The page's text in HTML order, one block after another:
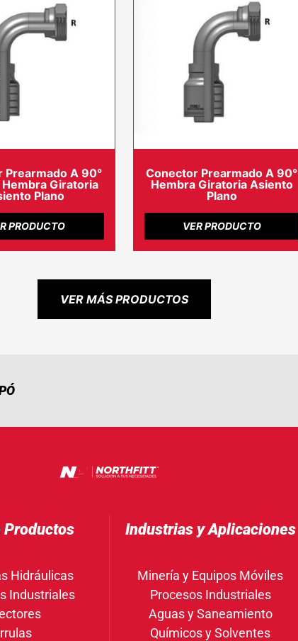
Prearmado A 90°
Giratoria
Plano
PRODUCTO
Conector Prearmado A 90°
Hembra Giratoria Asiento
Plano
VER PRODUCTO
VER MÁS PRODUCTOS
Productos
Hidráulicas
Industriales
Industrias y Aplicaciones
Minería y Equipos Móviles
Procesos Industriales
Aguas y Saneamiento
Químicos y Solventes